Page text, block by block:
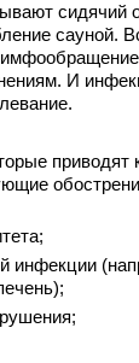
сидячий
сауной.
И
приводят
инфекции